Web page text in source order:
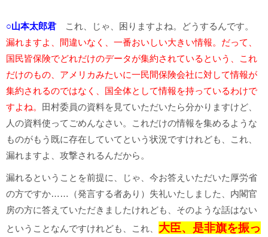
○山本太郎君 これ、じゃ、困りますよね。どうするんです。
漏れますよ、間違いなく、一番おいしい大きい情報。だって、
国民皆保険でどれだけのデータが集約されているという、これ
だけのもの、アメリカみたいに一民間保険会社に対して情報が
集約されるのではなく、国全体として情報を持っているわけで
すよね。 田村委員の資料を見ていただいたら分かりますけど、
人の資料使ってごめんなさい。これだけの情報を集めるような
ものがもう既に存在していてという状況ですけれども、これ、
漏れますよ、攻撃されるんだから。
漏れるということを前提に、じゃ、今お答えいただいた厚労省
の方ですか……（発言する者あり）失礼いたしました、内閣官
房の方に答えていただきましたけれども、そのような話はない
ということなんですけれども、これ、 大臣、是非旗を振っ